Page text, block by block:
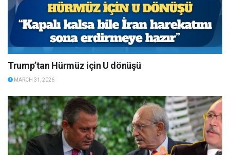
Trump’tan Hürmüz için U dönüşü
MARCH 31, 2026